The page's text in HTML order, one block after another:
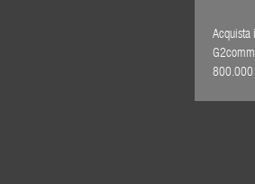
Acquista
800.000